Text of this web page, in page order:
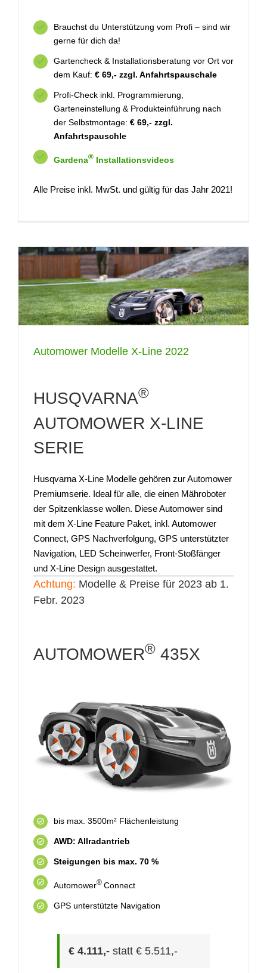
Brauchst du Unterstützung vom Profi – sind wir
gerne für dich da!
Gartencheck & Installationsberatung vor Ort vor
dem Kauf: € 69,- zzgl. Anfahrtspauschale
Profi-Check inkl. Programmierung,
Garteneinstellung & Produkteinführung nach
der Selbstmontage: € 69,- zzgl.
Anfahrtspauschle
Gardena®Installationsvideos
Alle Preise inkl. MwSt. und gültig für das Jahr 2021!
Automower Modelle X-Line 2022
HUSQVARNA®
AUTOMOWER X-LINE
SERIE
Husqvarna X-Line Modelle gehören zur Automower
Premiumserie. Ideal für alle, die einen Mähroboter
der Spitzenklasse wollen. Diese Automower sind
mit dem X-Line Feature Paket, inkl. Automower
Connect, GPS Nachverfolgung, GPS unterstützter
Navigation, LED Scheinwerfer, Front-Stoßfänger
und X-Line Design ausgestattet.
Achtung: Modelle & Preise für 2023 ab 1.
Febr. 2023
AUTOMOWER® 435X
bis max. 3500m² Flächenleistung
AWD: Allradantrieb
Steigungen bis max. 70 %
Automower® Connect
GPS unterstützte Navigation
€ 4.111,- statt € 5.511,-